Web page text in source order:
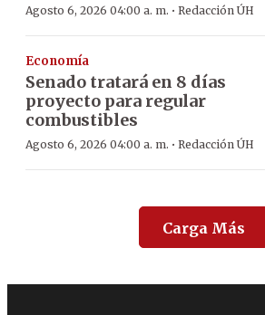
Agosto 6, 2026 04:00 a. m. · Redacción ÚH
Economía
Senado tratará en 8 días
proyecto para regular
combustibles
Agosto 6, 2026 04:00 a. m. · Redacción ÚH
Carga Más